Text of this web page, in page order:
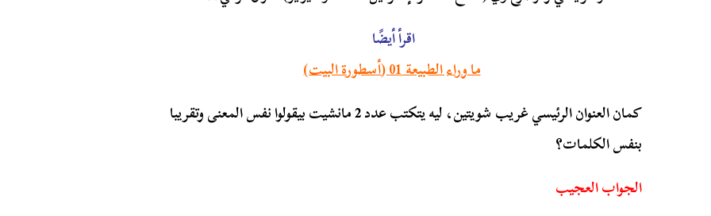
اقرأ أيضًا
ما وراء الطبيعة 01 (أسطورة البيت)
كمان العنوان الرئيسي غريب شويتين، ليه يتكتب عدد 2 مانشيت بيقولوا نفس المعنى وتقريبا
بنفس الكلمات؟
الجواب العجيب